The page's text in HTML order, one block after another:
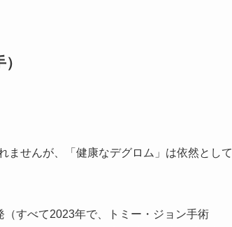
ませんが、「健康なデグロム」は依然として
すべて2023年で、トミー・ジョン手術